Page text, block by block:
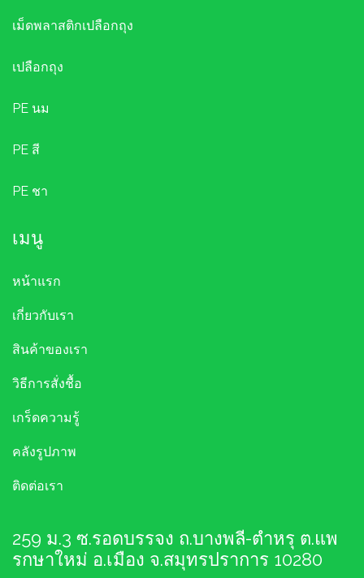
เม็ดพลาสติกเปลือกถุง
เปลือกถุง
PE นม
PE สี
PE ชา
เมนู
หน้าแรก
เกี่ยวกับเรา
สินค้าของเรา
วิธีการสั่งชื้อ
เกร็ดความรู้
คลังรูปภาพ
ติดต่อเรา
259 ม.3 ซ.รอดบรรจง ถ.บางพลี-ตำหรุ ต.แพ
รกษาใหม่ อ.เมือง จ.สมุทรปราการ 10280